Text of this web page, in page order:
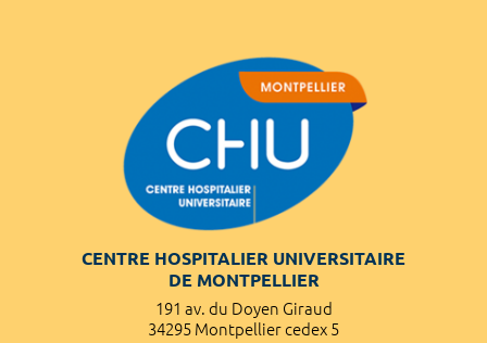
CENTRE HOSPITALIER UNIVERSITAIRE
DE MONTPELLIER
191 av. du Doyen Giraud
34295 Montpellier cedex 5